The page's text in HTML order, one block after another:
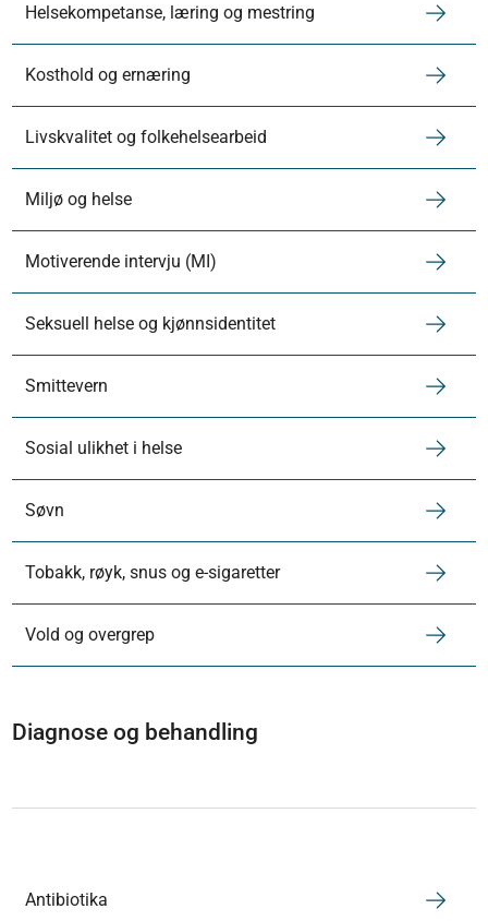
Helsekompetanse, læring og mestring
Kosthold og ernæring
Livskvalitet og folkehelsearbeid
Miljø og helse
Motiverende intervju (MI)
Seksuell helse og kjønnsidentitet
Smittevern
Sosial ulikhet i helse
Søvn
Tobakk, røyk, snus og e-sigaretter
Vold og overgrep
Diagnose og behandling
Antibiotika